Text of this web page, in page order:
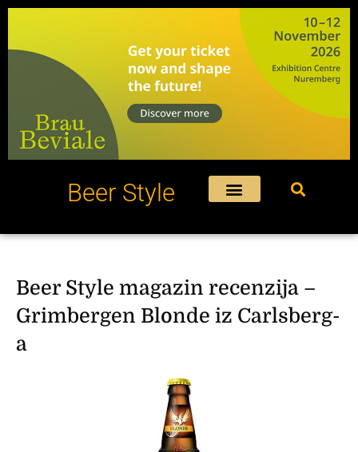
Пређи
садржај
Beer Style
Beer Style magazin recenzija –
Grimbergen Blonde iz Carlsberg-
a